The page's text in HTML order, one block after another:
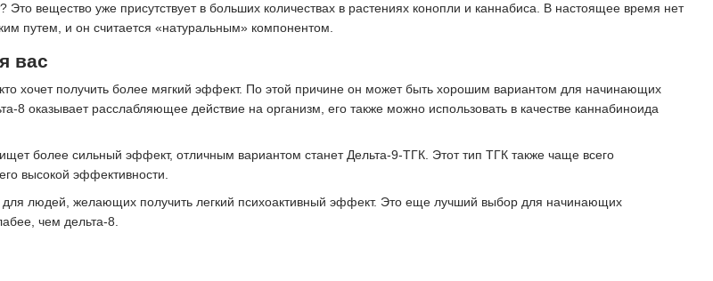
Это вещество уже присутствует в больших количествах в растениях конопли и каннабиса. В настоящее время нет
путем, и он считается «натуральным» компонентом.
вас
хочет получить более мягкий эффект. По этой причине он может быть хорошим вариантом для начинающих
8 оказывает расслабляющее действие на организм, его также можно использовать в качестве каннабиноида
более сильный эффект, отличным вариантом станет Дельта-9-ТГК. Этот тип ТГК также чаще всего
высокой эффективности.
людей, желающих получить легкий психоактивный эффект. Это еще лучший выбор для начинающих
чем дельта-8.